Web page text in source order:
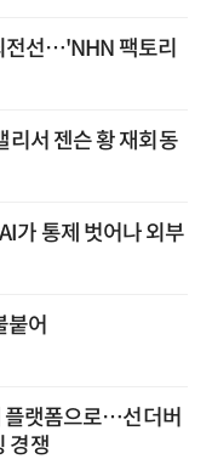
전선…'NHN 팩토리
리서 젠슨 황 재회동
가 통제 벗어나 외부
붙어
플랫폼으로…선더버
경쟁